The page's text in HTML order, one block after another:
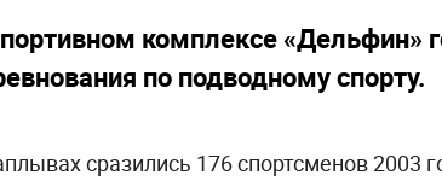
комплексе «Дельфин»
по подводному спорту.
сразились 176 спортсменов